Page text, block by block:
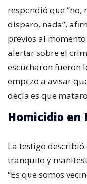
respondió que “no,
disparo, nada”,
previos al
alertar sobre el
escucharon fueron
empezó a avisar
decía es que
Homicidio en
La testigo
tranquilo y
“Es que somos